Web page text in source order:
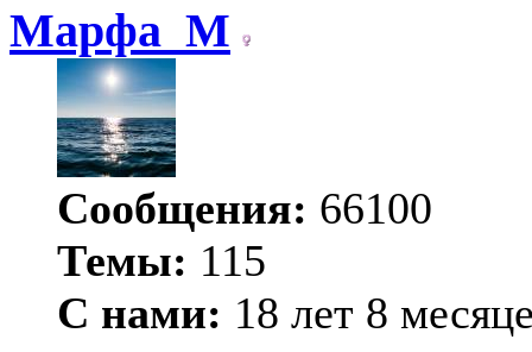
Марфа_М
Сообщения: 66100
Темы: 115
С нами: 18 лет 8